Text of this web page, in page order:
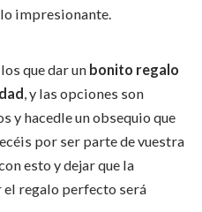
impresionante.
que dar un bonito regalo
, y las opciones son
y hacedle un obsequio que
por ser parte de vuestra
esto y dejar que la
regalo perfecto será